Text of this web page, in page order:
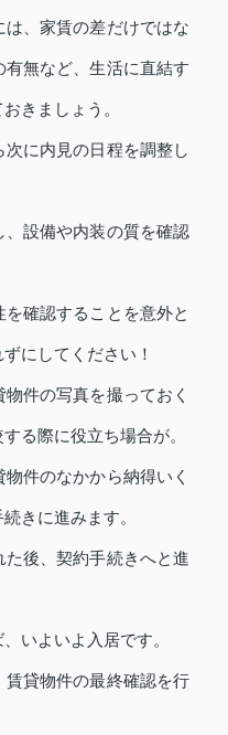
、家賃の差だけではな
有無など、生活に直結す
きましょう。
に内見の日程を調整し
設備や内装の質を確認
確認することを意外と
にしてください！
件の写真を撮っておく
る際に役立ち場合が。
件のなかから納得いく
きに進みます。
後、契約手続きへと進
いよいよ入居です。
貸物件の最終確認を行